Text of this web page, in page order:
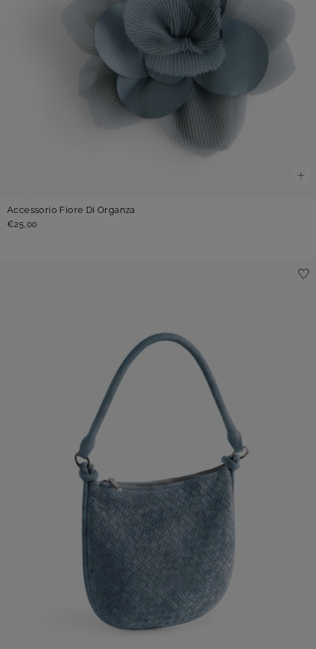
Accessorio Fiore Di Organza
€25,00